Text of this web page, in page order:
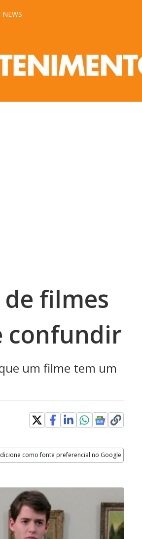
NEWS
filmes
confundir
um filme tem um
como fonte preferencial no Google